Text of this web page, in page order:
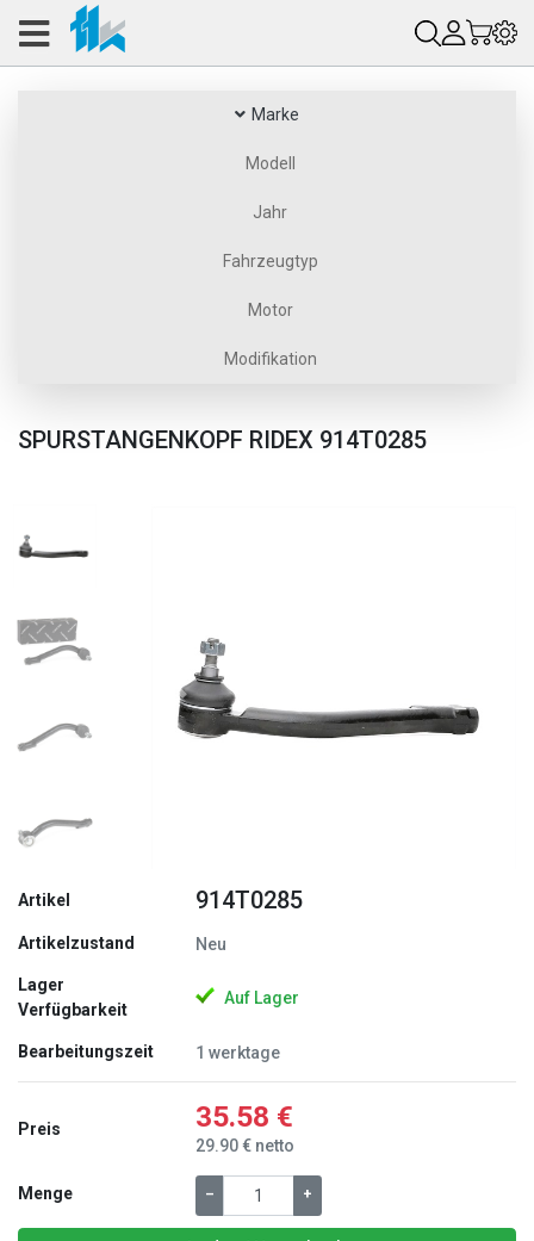
Marke
Modell
Jahr
Fahrzeugtyp
Motor
Modifikation
SPURSTANGENKOPF RIDEX 914T0285
Zurück
Artikel 914T0285
Artikelzustand Neu
Lager
Verfügbarkeit
Auf Lager
Bearbeitungszeit 1 werktage
Preis 35.58 €
29.90 € netto
Menge – +